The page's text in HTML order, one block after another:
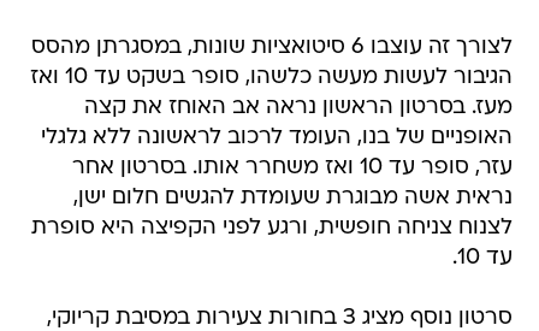
לצורך זה עוצבו 6 סיטואציות שונות, במסגרתן מהסס
הגיבור לעשות מעשה כלשהו, סופר בשקט עד 10 ואז
מעז. בסרטון הראשון נראה אב האוחז את קצה
האופניים של בנו, העומד לרכוב לראשונה ללא גלגלי
עזר, סופר עד 10 ואז משחרר אותו. בסרטון אחר
נראית אשה מבוגרת שעומדת להגשים חלום ישן,
לצנוח צניחה חופשית, ורגע לפני הקפיצה היא סופרת
עד 10.
סרטון נוסף מציג 3 בחורות צעירות במסיבת קריוקי,